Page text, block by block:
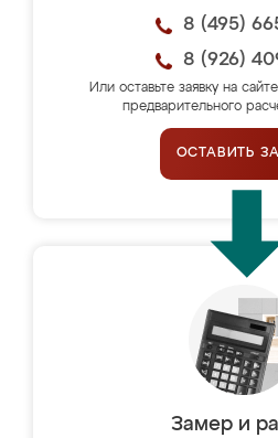
8 (495)
8 (926)
Или оставьте заявку на
предварительного
ОСТАВИТЬ
Замер и